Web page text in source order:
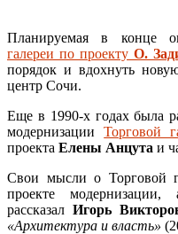
Планируемая в конце
галереи по проекту О.
порядок и вдохнуть
центр Сочи.
Еще в 1990-х годах была
модернизацииТорговой
проекта Елены Анцута и
Свои мысли о Торговой
проекте модернизации,
рассказал Игорь
«Архитектура и власть»